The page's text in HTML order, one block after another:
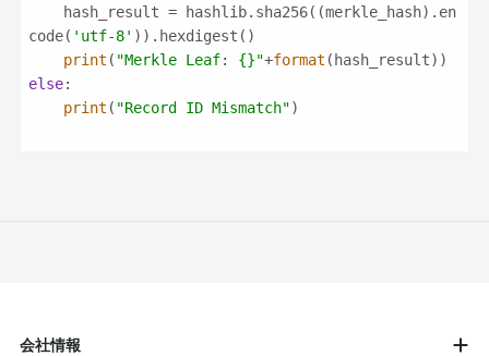
code( 'utf-8'
print ( "Merkle Leaf: {}"+format
else
print ( "Record ID Mismatch"
会社情報